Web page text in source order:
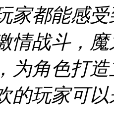
家都能感
情战斗，
为角色打
的玩家可